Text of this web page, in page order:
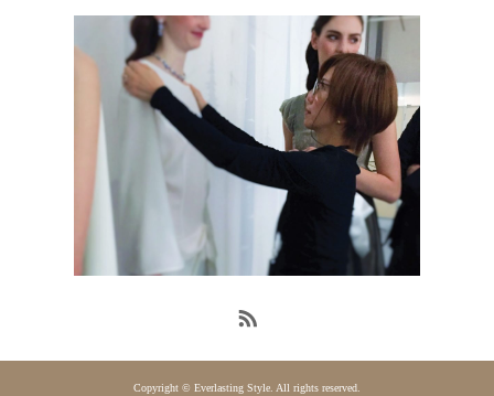
Copyright © Everlasting Style. All rights reserved.